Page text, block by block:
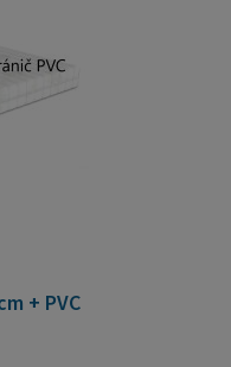
+ PVC